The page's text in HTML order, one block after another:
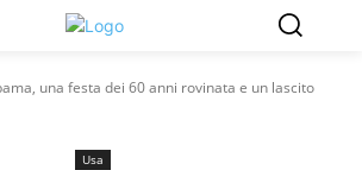
una festa dei 60 anni rovinata e un lascito
Usa